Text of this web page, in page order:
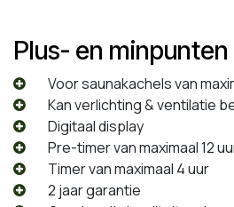
Plus- en minpunten
​Voor saunakachels van
​Kan verlichting & ventilatie
​Digitaal display
​Pre-timer van maximaal 12
​Timer van maximaal 4 uur
​2 jaar garantie